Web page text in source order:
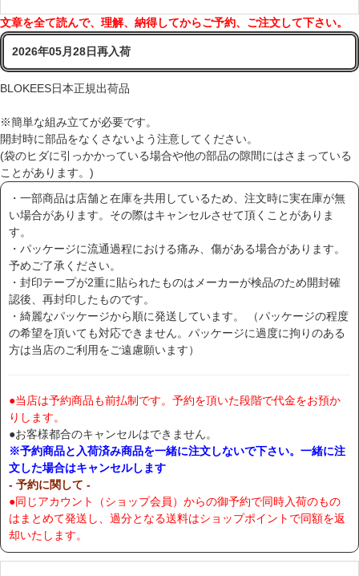
文章を全て読んで、理解、納得してからご予約、ご注文して下さい。
2026年05月28日再入荷
BLOKEES日本正規出荷品
※簡単な組み立てが必要です。
開封時に部品をなくさないよう注意してください。
(袋のヒダに引っかかっている場合や他の部品の隙間にはさまっている
ことがあります。)
・一部商品は店舗と在庫を共用しているため、注文時に実在庫が無
い場合があります。その際はキャンセルさせて頂くことがありま
す。
・パッケージに流通過程における痛み、傷がある場合があります。
予めご了承ください。
・封印テープが2重に貼られたものはメーカーが検品のため開封確
認後、再封印したものです。
・綺麗なパッケージから順に発送しています。 （パッケージの程度
の希望を頂いても対応できません。パッケージに過度に拘りのある
方は当店のご利用をご遠慮願います）
●当店は予約商品も前払制です。予約を頂いた段階で代金をお預か
りします。
●お客様都合のキャンセルはできません。
※予約商品と入荷済み商品を一緒に注文しないで下さい。一緒に注
文した場合はキャンセルします
- 予約に関して -
●同じアカウント（ショップ会員）からの御予約で同時入荷のもの
はまとめて発送し、過分となる送料はショップポイントで同額を返
却いたします。